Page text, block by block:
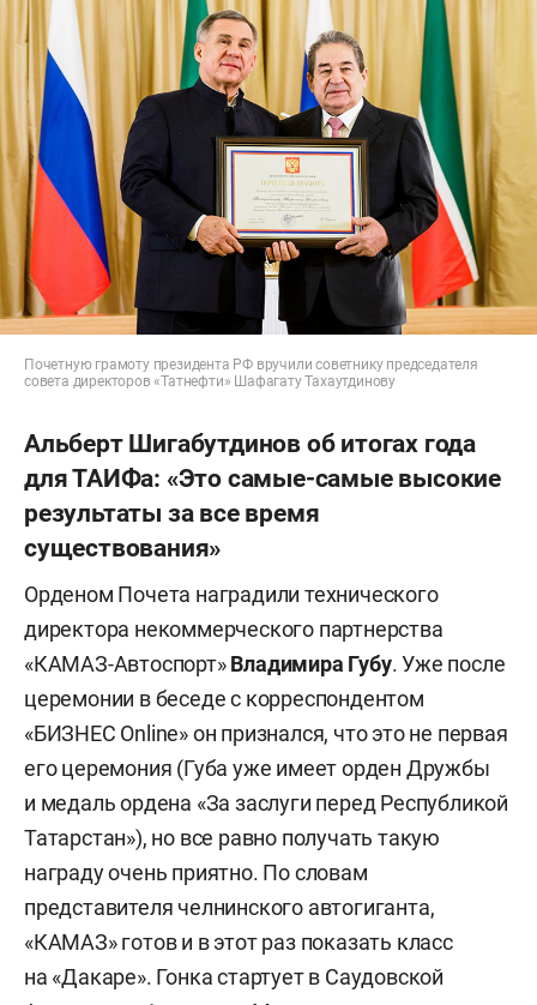
Почетную грамоту президента РФ вручили советнику председателя
совета директоров «Татнефти» Шафагату Тахаутдинову
Альберт Шигабутдинов об итогах года
для ТАИФа: «Это самые-самые высокие
результаты за все время
существования»
Орденом Почета наградили технического
директора некоммерческого партнерства
«КАМАЗ-Автоспорт»Владимира Губу. Уже после
церемонии в беседе с корреспондентом
«БИЗНЕС Online» он признался, что это не первая
его церемония (Губа уже имеет орден Дружбы
и медаль ордена «За заслуги перед Республикой
Татарстан»), но все равно получать такую
награду очень приятно. По словам
представителя челнинского автогиганта,
«КАМАЗ» готов и в этот раз показать класс
на «Дакаре». Гонка стартует в Саудовской